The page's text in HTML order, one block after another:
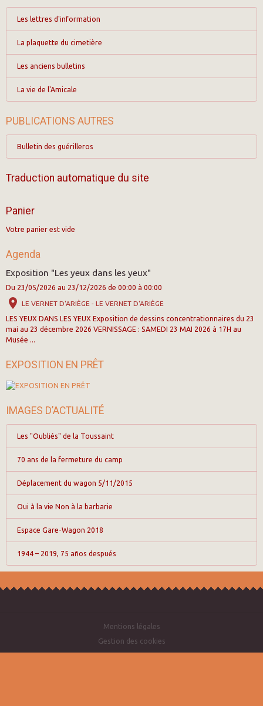
Les lettres d'information
La plaquette du cimetière
Les anciens bulletins
La vie de l'Amicale
PUBLICATIONS AUTRES
Bulletin des guérilleros
Traduction automatique du site
Panier
Votre panier est vide
Agenda
Exposition "Les yeux dans les yeux"
Du 23/05/2026 au 23/12/2026 de 00:00 à 00:00
LE VERNET D'ARIÈGE - LE VERNET D'ARIÈGE
LES YEUX DANS LES YEUX Exposition de dessins concentrationnaires du 23
mai au 23 décembre 2026 VERNISSAGE : SAMEDI 23 MAI 2026 à 17H au
Musée ...
EXPOSITION EN PRÊT
IMAGES D’ACTUALITÉ
Les "Oubliés" de la Toussaint
70 ans de la fermeture du camp
Déplacement du wagon 5/11/2015
Oui à la vie Non à la barbarie
Espace Gare-Wagon 2018
1944 – 2019, 75 años después
Mentions légales
Gestion des cookies